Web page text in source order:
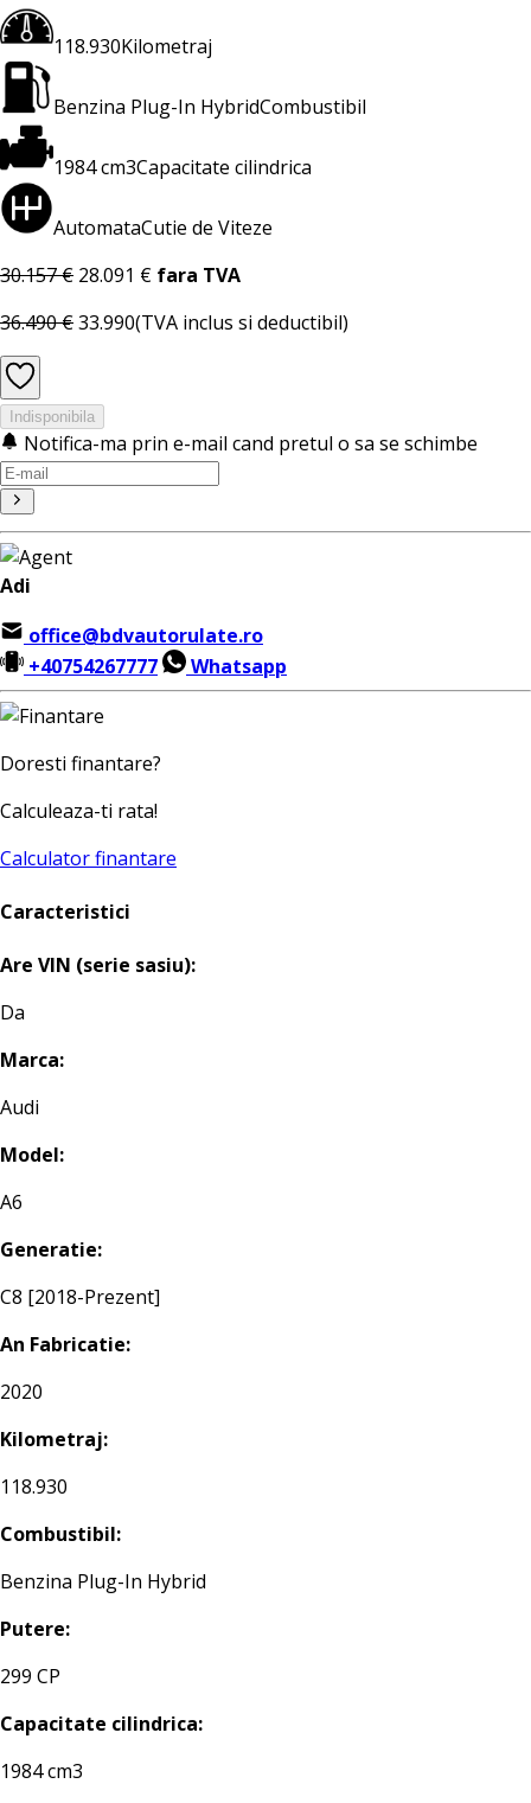
118.930Kilometraj
Benzina Plug-In HybridCombustibil
1984 cm3Capacitate cilindrica
AutomataCutie de Viteze
30.157 € 28.091 € fara TVA
36.490 €33.990(TVA inclus si deductibil)
Indisponibila
Notifica-ma prin e-mail cand pretul o sa se schimbe
Adi
office@bdvautorulate.ro
+40754267777
Whatsapp
Doresti finantare?
Calculeaza-ti rata!
Calculator finantare
Caracteristici
Are VIN (serie sasiu):
Da
Marca:
Audi
Model:
A6
Generatie:
C8 [2018-Prezent]
An Fabricatie:
2020
Kilometraj:
118.930
Combustibil:
Benzina Plug-In Hybrid
Putere:
299 CP
Capacitate cilindrica:
1984 cm3